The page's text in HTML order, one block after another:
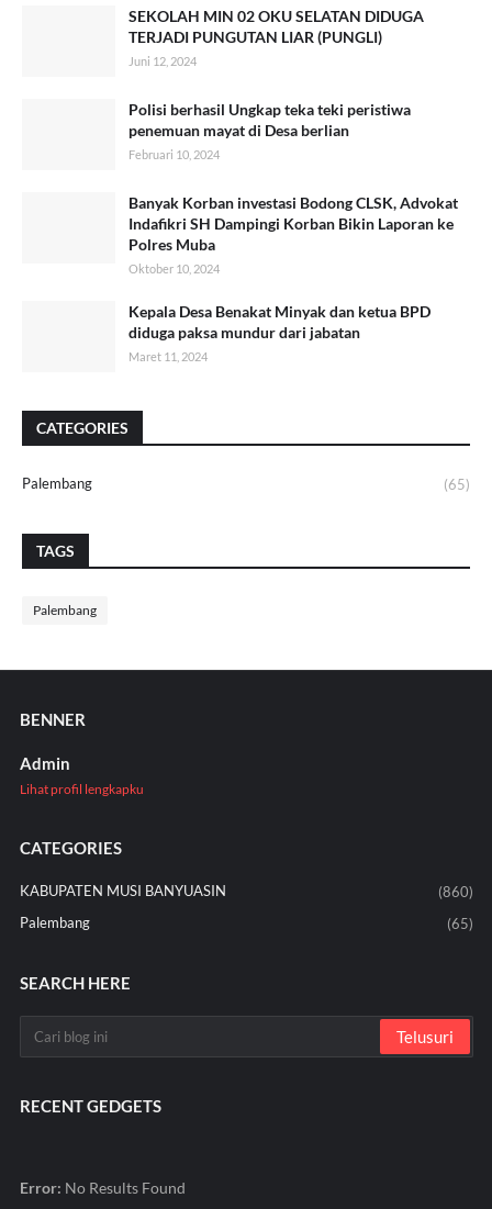
SEKOLAH MIN 02 OKU SELATAN DIDUGA
TERJADI PUNGUTAN LIAR (PUNGLI)
Juni 12, 2024
Polisi berhasil Ungkap teka teki peristiwa
penemuan mayat di Desa berlian
Februari 10, 2024
Banyak Korban investasi Bodong CLSK, Advokat
Indafikri SH Dampingi Korban Bikin Laporan ke
Polres Muba
Oktober 10, 2024
Kepala Desa Benakat Minyak dan ketua BPD
diduga paksa mundur dari jabatan
Maret 11, 2024
CATEGORIES
Palembang (65)
TAGS
Palembang
BENNER
Admin
Lihat profil lengkapku
CATEGORIES
KABUPATEN MUSI BANYUASIN
(860)
Palembang
(65)
SEARCH HERE
RECENT GEDGETS
Error: No Results Found